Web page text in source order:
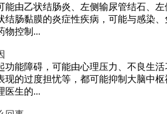
能由乙状结肠炎、左侧输尿管结石、
结肠黏膜的炎症性疾病，可能与感染
物控制...
功能障碍，可能由心理压力、不良生
现的过度担忧等，都可能抑制大脑中
医生的...